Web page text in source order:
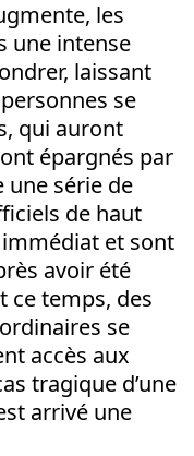
les
une intense
laissant
se
qui auront
épargnés par
une série de
de haut
et sont
avoir été
ce temps, des
se
accès aux
tragique d’une
arrivé une